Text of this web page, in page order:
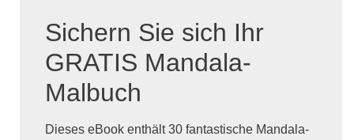
Sichern Sie sich Ihr
GRATIS Mandala-
Malbuch
Dieses eBook enthält 30 fantastische Mandala-